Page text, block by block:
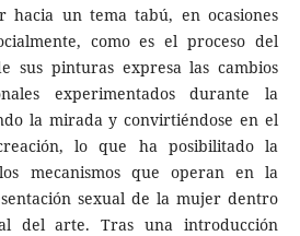
hacia un tema tabú, en ocasiones
como es el proceso del
sus pinturas expresa las cambios
experimentados durante la
la mirada y convirtiéndose en el
lo que ha posibilitado la
mecanismos que operan en la
sexual de la mujer dentro
del arte. Tras una introducción